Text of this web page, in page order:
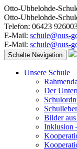
Otto-Ubbelohde-
Otto-Ubbelohde-
Telefon: 06423
E-Mail: schule@ous-
E-Mail: schule@ous-
Schalte Navigation
Unsere Schule
Der
Bilder
Inklusion